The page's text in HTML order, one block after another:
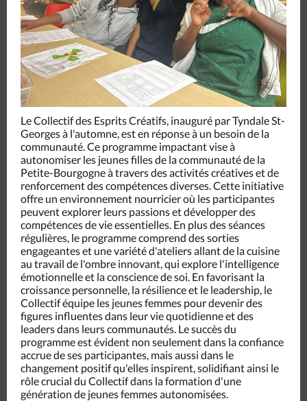
Le Collectif des Esprits Créatifs, inauguré par Tyndale St-
Georges à l'automne, est en réponse à un besoin de la
communauté.Ce programme impactant vise à
autonomiser les jeunes filles de la communauté de la
Petite-Bourgogne à traversdes activités créatives et de
renforcement des compétences diverses. Cette initiative
offre un environnement nourricier où les participantes
peuvent explorer leurs passions et développer des
compétences de vie essentielles. En plus des séances
régulières, le programme comprend des sorties
engageantes et une variété d'ateliers allant de la cuisine
au travail de l'ombre innovant, qui explore l'intelligence
émotionnelle et la conscience de soi. En favorisant la
croissance personnelle, la résilience et le leadership, le
Collectif équipe les jeunes femmes pour devenir des
figures influentes dans leur vie quotidienne et des
leaders dans leurs communautés. Le succès du
programme est évident non seulement dans la confiance
accrue de ses participantes, mais aussi dans le
changement positif qu'elles inspirent, solidifiant ainsi le
rôle crucial du Collectif dans la formation d'une
génération de jeunes femmes autonomisées.